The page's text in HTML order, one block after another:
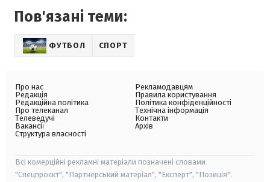
Пов'язані теми:
ФУТБОЛ СПОРТ
Про нас
Редакція
Редакційна політика
Про телеканал
Телеведучі
Вакансії
Структура власності
Рекламодавцям
Правила користування
Політика конфіденційності
Технічна інформація
Контакти
Архів
Всі комерційні рекламні матеріали позначені словами
"Спецпроєкт", "Партнерський матеріал", "Експерт", "Позиція".